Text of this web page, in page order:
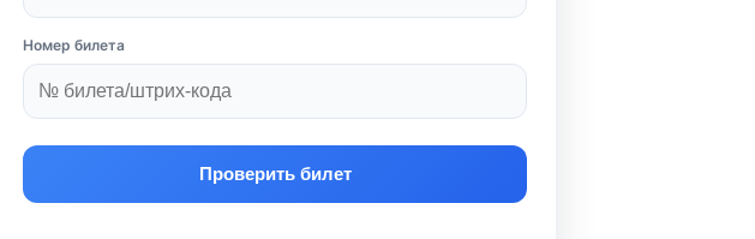
Номер билета
Проверить билет